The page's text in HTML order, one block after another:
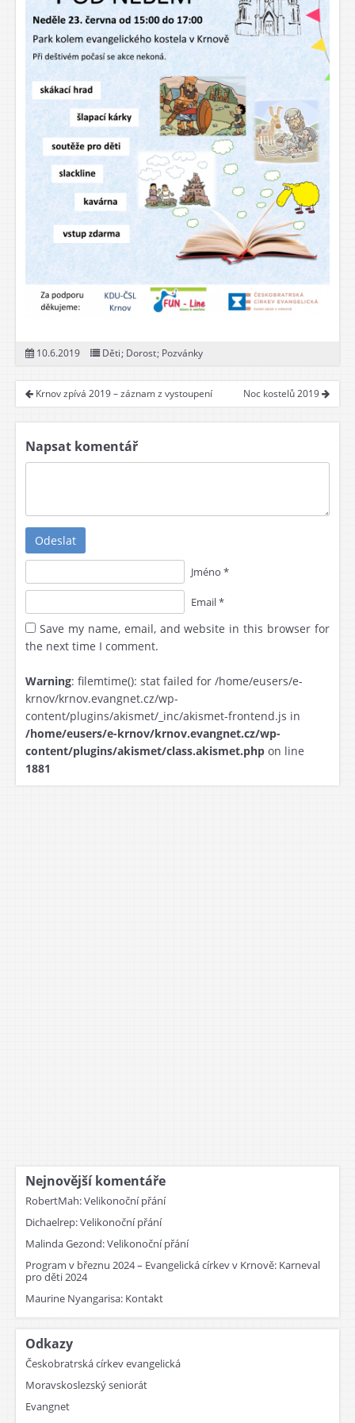
10.6.2019 Děti; Dorost; Pozvánky
Krnov zpívá 2019 – záznam z vystoupení Noc kostelů 2019
Napsat komentář
Odeslat
Jméno *
Email *
Save my name, email, and website in this browser for
the next time I comment.
Warning: filemtime(): stat failed for /home/eusers/e-
krnov/krnov.evangnet.cz/wp-
content/plugins/akismet/_inc/akismet-frontend.js in
/home/eusers/e-krnov/krnov.evangnet.cz/wp-
content/plugins/akismet/class.akismet.php on line
1881
Nejnovější komentáře
RobertMah:Velikonoční přání
Dichaelrep:Velikonoční přání
Malinda Gezond:Velikonoční přání
Program v březnu 2024 – Evangelická církev v Krnově: Karneval
pro děti 2024
Maurine Nyangarisa: Kontakt
Odkazy
Českobratrská církev evangelická
Moravskoslezský seniorát
Evangnet